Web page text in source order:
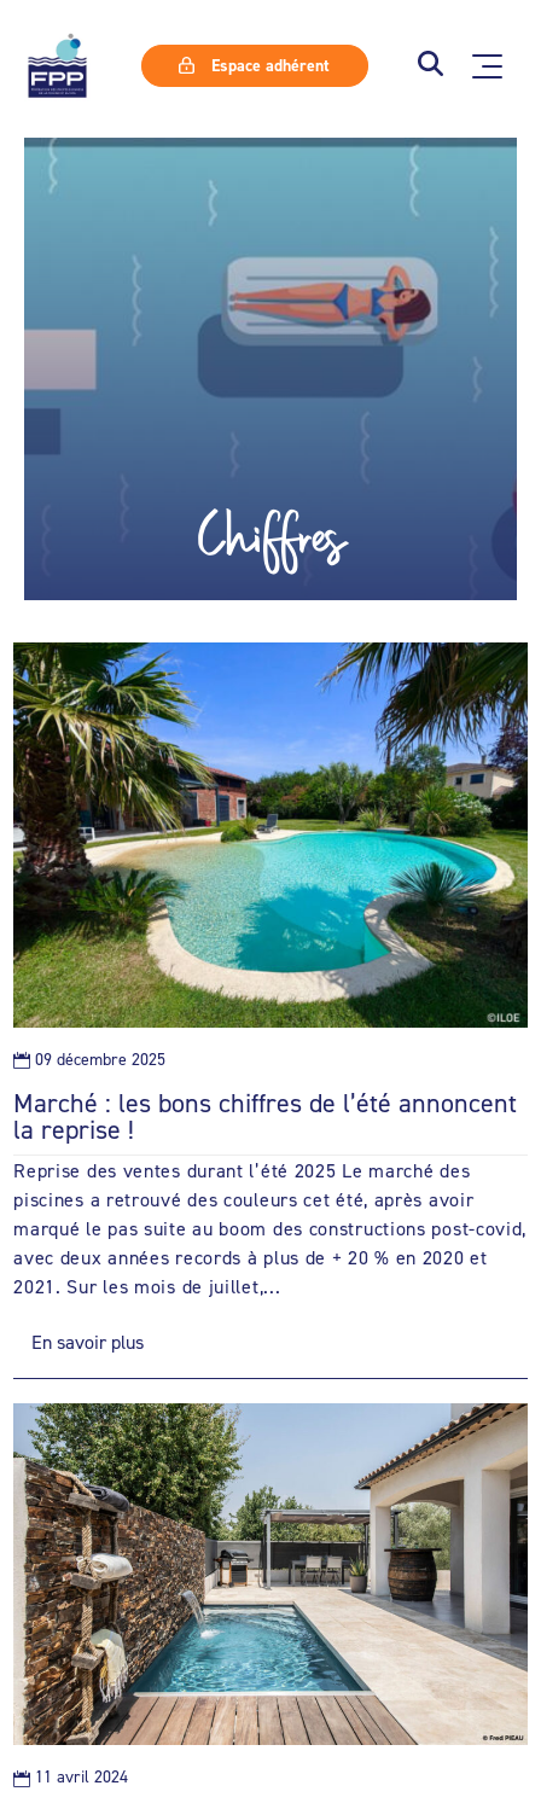
Espace adhérent
Chiffres
Marché : les bons chiffres de l’été annoncent
la reprise !
Reprise des ventes durant l’été 2025 Le marché des
piscines a retrouvé des couleurs cet été, après avoir
marqué le pas suite au boom des constructions post-covid,
avec deux années records à plus de + 20 % en 2020 et
2021. Sur les mois de juillet,...
En savoir plus
 09 décembre 2025
 11 avril 2024